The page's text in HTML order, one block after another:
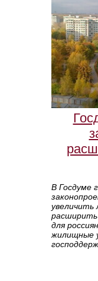
В Госдуме
расширить
для
жилищные